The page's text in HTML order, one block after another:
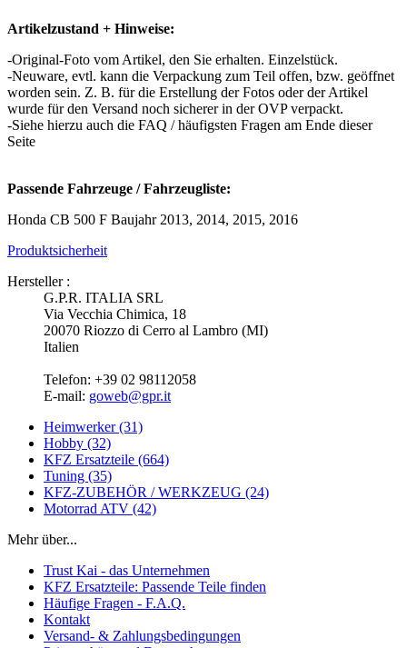
Artikelzustand + Hinweise:
-Original-Foto vom Artikel, den Sie erhalten. Einzelstück.
-Neuware, evtl. kann die Verpackung zum Teil offen, bzw. geöffnet
worden sein. Z. B. für die Erstellung der Fotos oder der Artikel
wurde für den Versand noch sicherer in der OVP verpackt.
-Siehe hierzu auch die FAQ / häufigsten Fragen am Ende dieser
Seite
Passende Fahrzeuge / Fahrzeugliste:
Honda CB 500 F Baujahr 2013, 2014, 2015, 2016
Produktsicherheit
Hersteller :
G.P.R. ITALIA SRL
Via Vecchia Chimica, 18
20070 Riozzo di Cerro al Lambro (MI)
Italien
Telefon: +39 02 98112058
E-mail: goweb@gpr.it
Heimwerker (31)
Hobby (32)
KFZ Ersatzteile (664)
Tuning (35)
KFZ-ZUBEHÖR / WERKZEUG (24)
Motorrad ATV (42)
Mehr über...
Trust Kai - das Unternehmen
KFZ Ersatzteile: Passende Teile finden
Häufige Fragen - F.A.Q.
Kontakt
Versand- & Zahlungsbedingungen